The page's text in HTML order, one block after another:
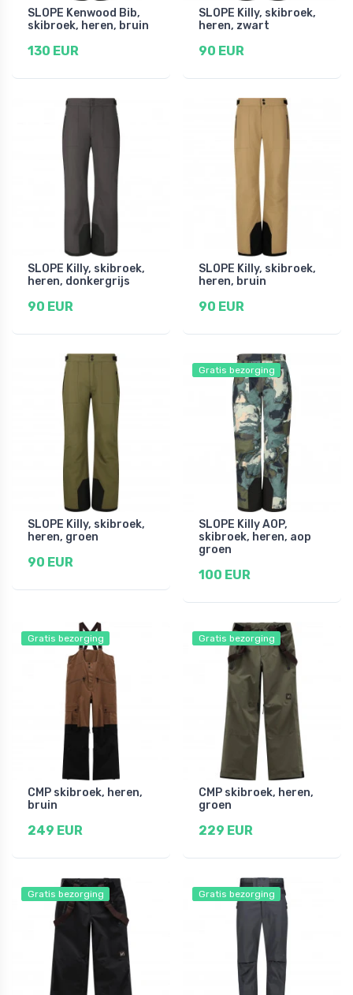
SLOPE Kenwood Bib,
skibroek, heren, bruin
130 EUR
SLOPE Killy, skibroek,
heren, zwart
90 EUR
SLOPE Killy, skibroek,
heren, donkergrijs
90 EUR
SLOPE Killy, skibroek,
heren, bruin
90 EUR
SLOPE Killy, skibroek,
heren, groen
90 EUR
Gratis bezorging
SLOPE Killy AOP,
skibroek, heren, aop
groen
100 EUR
Gratis bezorging
CMP skibroek, heren,
bruin
249 EUR
Gratis bezorging
CMP skibroek, heren,
groen
229 EUR
Gratis bezorging Gratis bezorging